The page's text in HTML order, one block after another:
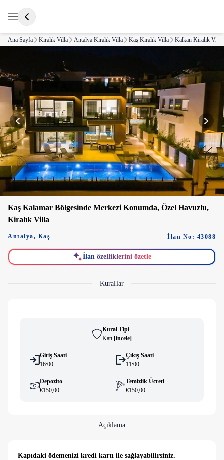
Ana Sayfa Kiralık Villa Antalya Kiralık Villa Kaş Kiralık Villa Kalkan Kiralık Villa
Kaş Kalamar Bölgesinde Merkezi Konumda, Özel Havuzlu,
Kiralık Villa
Antalya, Kaş İlan No: 43088
İlan özelliklerini özetle
Kurallar
Kural Tipi
Katı [i̇ncele]
Giriş Saati
16:00
Çıkış Saati
11:00
Depozito
€150,00
Temizlik Ücreti
€150,00
Açıklama
Kapıdaki ödemenizi kredi kartı ile sağlayabilirsiniz.